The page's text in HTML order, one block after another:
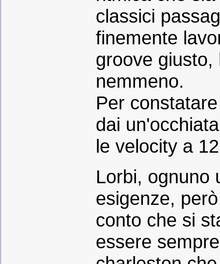
classici
finemente
groove giusto,
nemmeno.
Per
dai
le velocity a
Lorbi, ognuno
esigenze,
conto che si
essere